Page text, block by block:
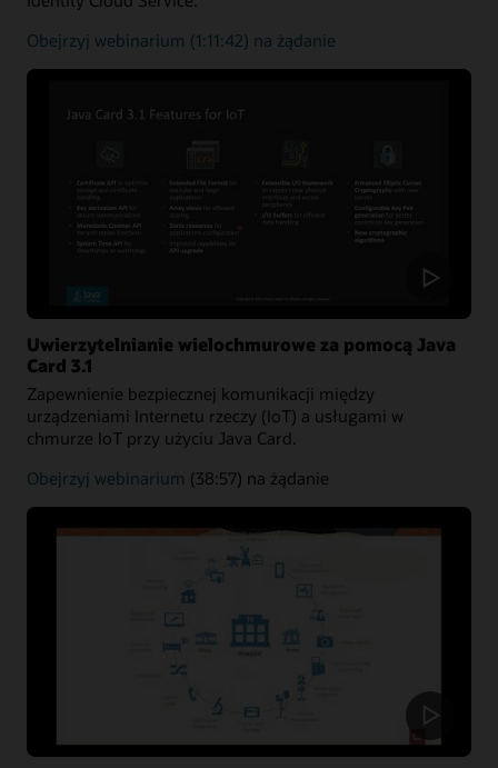
Obejrzyj webinarium Uwierzytelnianie
(1:11:42) na żądanie
Uwierzytelnianie wielochmurowe za pomocą Java
Card 3.1
Zapewnienie bezpiecznej komunikacji między
urządzeniami Internetu rzeczy (IoT) a usługami w
chmurze IoT przy użyciu Java Card.
Obejrzyj webinarium Uwierzytelnianie
(38:57) na żądanie